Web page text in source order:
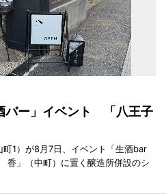
バー」イベント 「八王子
1）が8月7日、イベント「生酒bar
香」（中町）に置く醸造所併設のシ